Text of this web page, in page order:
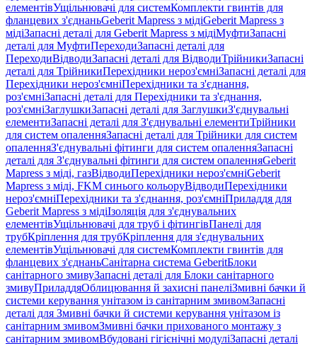
елементівУщільнювачі для системКомплекти гвинтів для
фланцевих з'єднаньGeberit Mapress з мідіGeberit Mapress з
мідіЗапасні деталі для Geberit Mapress з мідіМуфтиЗапасні
деталі для МуфтиПереходиЗапасні деталі для
ПереходиВідводиЗапасні деталі для ВідводиТрійникиЗапасні
деталі для ТрійникиПерехідники нероз'ємніЗапасні деталі для
Перехідники нероз'ємніПерехідники та з'єднання,
роз'ємніЗапасні деталі для Перехідники та з'єднання,
роз'ємніЗаглушкиЗапасні деталі для ЗаглушкиЗ'єднувальні
елементиЗапасні деталі для З'єднувальні елементиТрійники
для систем опаленняЗапасні деталі для Трійники для систем
опаленняЗ'єднувальні фітинги для систем опаленняЗапасні
деталі для З'єднувальні фітинги для систем опаленняGeberit
Mapress з міді, газВідводиПерехідники нероз'ємніGeberit
Mapress з міді, FKM синього кольоруВідводиПерехідники
нероз'ємніПерехідники та з'єднання, роз'ємніПриладдя для
Geberit Mapress з мідіІзоляція для з'єднувальних
елементівУщільнювачі для труб і фітингівПанелі для
трубКріплення для трубКріплення для з'єднувальних
елементівУщільнювачі для системКомплекти гвинтів для
фланцевих з'єднаньСанітарна система GeberitБлоки
санітарного змивуЗапасні деталі для Блоки санітарного
змивуПриладдяОблицювання й захисні панеліЗмивні бачки й
системи керування унітазом із санітарним змивомЗапасні
деталі для Змивні бачки й системи керування унітазом із
санітарним змивомЗмивні бачки прихованого монтажу з
санітарним змивомВбудовані гігієнічні модуліЗапасні деталі